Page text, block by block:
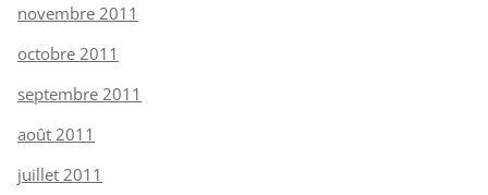
novembre 2011
octobre 2011
septembre 2011
août 2011
juillet 2011